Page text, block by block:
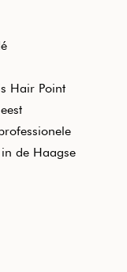
Hair Point
de Haagse